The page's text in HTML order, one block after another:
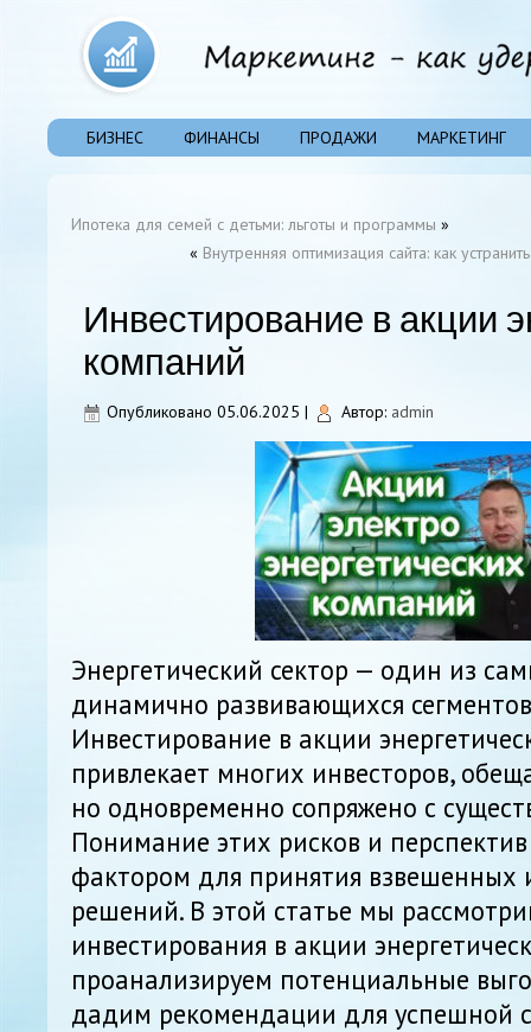
БИЗНЕС ФИНАНСЫ ПРОДАЖИ МАРКЕТИНГ
Ипотека для семей с детьми: льготы и программы »
« Внутренняя оптимизация сайта: как
Инвестирование в акции
компаний
Опубликовано 05.06.2025 | Автор: admin
Энергетический сектор — один из
динамично развивающихся
Инвестирование в акции
привлекает многих инвесторов,
но одновременно сопряжено с
Понимание этих рисков и
фактором для принятия взвешенных
решений. В этой статье мы
инвестирования в акции
проанализируем потенциальные
дадим рекомендации для успешной